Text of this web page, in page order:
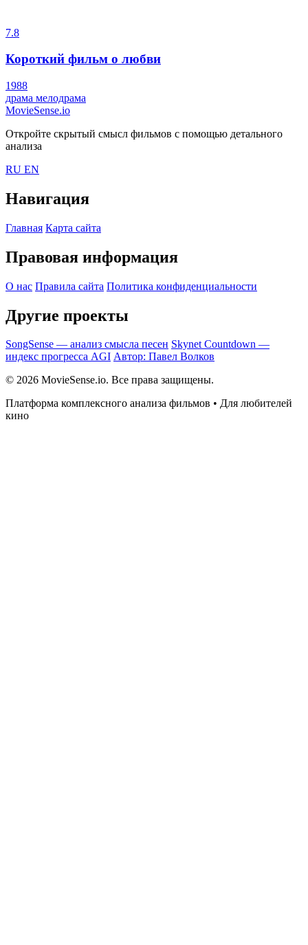
7.8
Короткий фильм о любви
1988
драма мелодрама
MovieSense.io
Откройте скрытый смысл фильмов с помощью детального
анализа
RU EN
Навигация
Главная Карта сайта
Правовая информация
О нас Правила сайта Политика конфиденциальности
Другие проекты
SongSense — анализ смысла песен Skynet Countdown —
индекс прогресса AGI Автор: Павел Волков
© 2026 MovieSense.io. Все права защищены.
Платформа комплексного анализа фильмов • Для любителей
кино